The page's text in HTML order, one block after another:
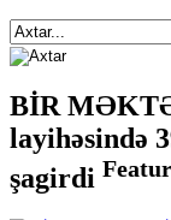
BİR
layihəsində
şagirdi